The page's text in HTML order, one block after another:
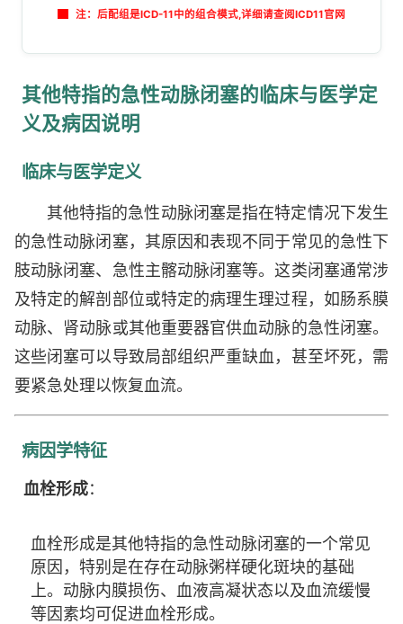
注：后配组是ICD-11中的组合模式,详细请查阅ICD11官网
其他特指的急性动脉闭塞的临床与医学定
义及病因说明
临床与医学定义
其他特指的急性动脉闭塞是指在特定情况下发生
的急性动脉闭塞，其原因和表现不同于常见的急性下
肢动脉闭塞、急性主髂动脉闭塞等。这类闭塞通常涉
及特定的解剖部位或特定的病理生理过程，如肠系膜
动脉、肾动脉或其他重要器官供血动脉的急性闭塞。
这些闭塞可以导致局部组织严重缺血，甚至坏死，需
要紧急处理以恢复血流。
病因学特征
血栓形成：
血栓形成是其他特指的急性动脉闭塞的一个常见
原因，特别是在存在动脉粥样硬化斑块的基础
上。动脉内膜损伤、血液高凝状态以及血流缓慢
等因素均可促进血栓形成。